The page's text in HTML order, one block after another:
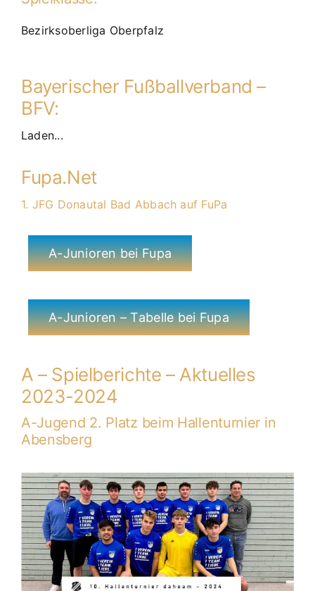
Bezirksoberliga Oberpfalz
Bayerischer Fußballverband –
BFV:
Laden...
Fupa.Net
1. JFG Donautal Bad Abbach auf FuPa
A-Junioren bei Fupa
A-Junioren – Tabelle bei Fupa
A – Spielberichte – Aktuelles
2023-2024
A-Jugend 2. Platz beim Hallenturnier in
Abensberg